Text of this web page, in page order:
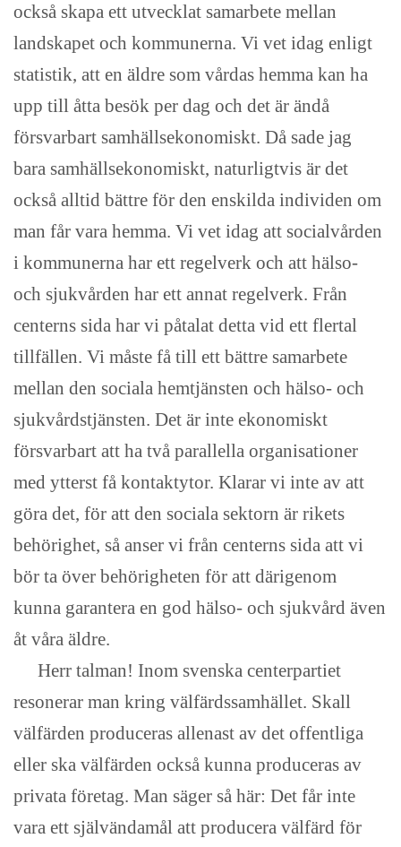
också skapa ett utvecklat samarbete mellan
landskapet och kommunerna. Vi vet idag enligt
statistik, att en äldre som vårdas hemma kan ha
upp till åtta besök per dag och det är ändå
försvarbart samhällsekonomiskt. Då sade jag
bara samhällsekonomiskt, naturligtvis är det
också alltid bättre för den enskilda individen om
man får vara hemma. Vi vet idag att socialvården
i kommunerna har ett regelverk och att hälso-
och sjukvården har ett annat regelverk. Från
centerns sida har vi påtalat detta vid ett flertal
tillfällen. Vi måste få till ett bättre samarbete
mellan den sociala hemtjänsten och hälso- och
sjukvårdstjänsten. Det är inte ekonomiskt
försvarbart att ha två parallella organisationer
med ytterst få kontaktytor. Klarar vi inte av att
göra det, för att den sociala sektorn är rikets
behörighet, så anser vi från centerns sida att vi
bör ta över behörigheten för att därigenom
kunna garantera en god hälso- och sjukvård även
åt våra äldre.
Herr talman! Inom svenska centerpartiet
resonerar man kring välfärdssamhället. Skall
välfärden produceras allenast av det offentliga
eller ska välfärden också kunna produceras av
privata företag. Man säger så här: Det får inte
vara ett självändamål att producera välfärd för